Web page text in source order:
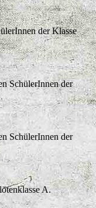
der Klasse
SchülerInnen der
SchülerInnen der
A.